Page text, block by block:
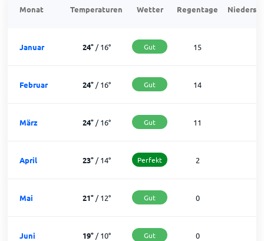
Monat Temperaturen Wetter Regentage
Januar 24°/16° Gut 15
Februar 24°/16° Gut 14
März 24°/16° Gut 11
April 23°/14° Perfekt 2
Mai 21°/12° Gut 0
Juni 19°/10° Gut 0